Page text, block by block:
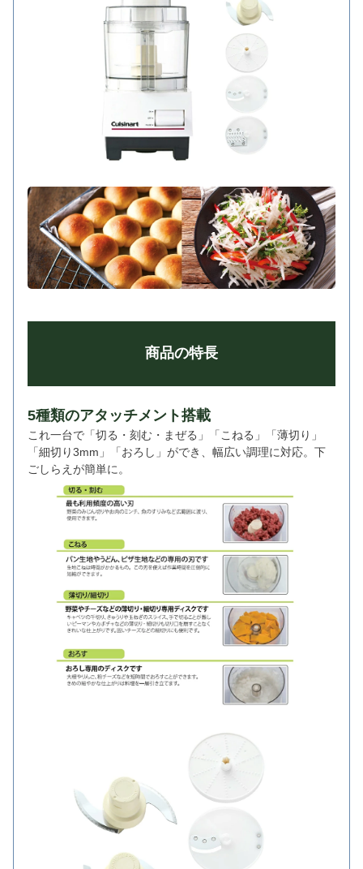
商品の特長
5種類のアタッチメント搭載
これ一台で「切る・刻む・まぜる」「こねる」「薄切り」
「細切り3mm」「おろし」ができ、幅広い調理に対応。下
ごしらえが簡単に。